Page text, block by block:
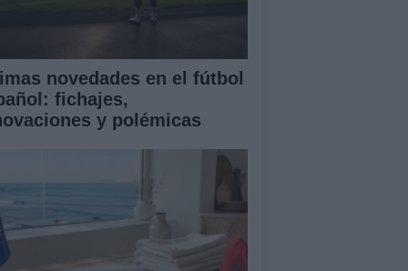
novedades en el fútbol
fichajes,
y polémicas